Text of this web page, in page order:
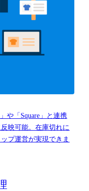
や「Square」と連携
映可能。在庫切れに
プ運営が実現できま